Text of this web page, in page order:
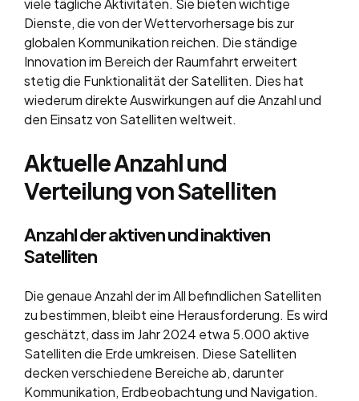
viele tägliche Aktivitäten. Sie bieten wichtige
Dienste, die von der Wettervorhersage bis zur
globalen Kommunikation reichen. Die ständige
Innovation im Bereich der Raumfahrt erweitert
stetig die Funktionalität der Satelliten. Dies hat
wiederum direkte Auswirkungen auf die Anzahl und
den Einsatz von Satelliten weltweit.
Aktuelle Anzahl und
Verteilung von Satelliten
Anzahl der aktiven und inaktiven
Satelliten
Die genaue Anzahl der im All befindlichen Satelliten
zu bestimmen, bleibt eine Herausforderung. Es wird
geschätzt, dass im Jahr 2024 etwa 5.000 aktive
Satelliten die Erde umkreisen. Diese Satelliten
decken verschiedene Bereiche ab, darunter
Kommunikation, Erdbeobachtung und Navigation.